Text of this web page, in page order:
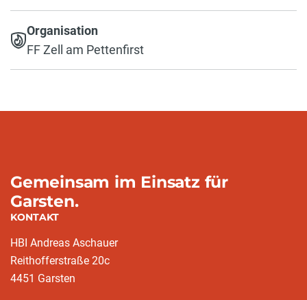
Organisation
FF Zell am Pettenfirst
Gemeinsam im Einsatz für
Garsten.
KONTAKT
HBI Andreas Aschauer
Reithofferstraße 20c
4451 Garsten